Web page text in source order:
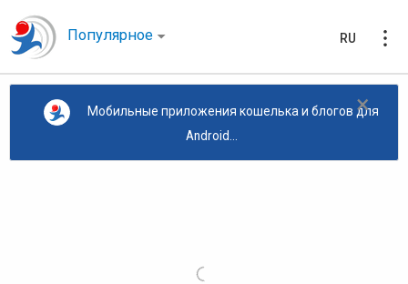
Популярное RU
×
Мобильные приложения кошелька и блогов для
Android...